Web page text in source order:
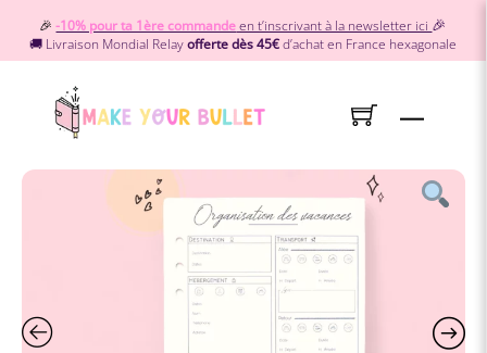
🎉-10% pour ta 1ère commandeen t’inscrivant à la newsletter ici 🎉
🚚 Livraison Mondial Relayofferte dès 45€d’achat en France hexagonale
Menu